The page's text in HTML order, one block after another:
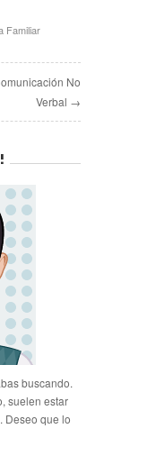
Familiar
No
Verbal →
buscando.
suelen estar
Deseo que lo